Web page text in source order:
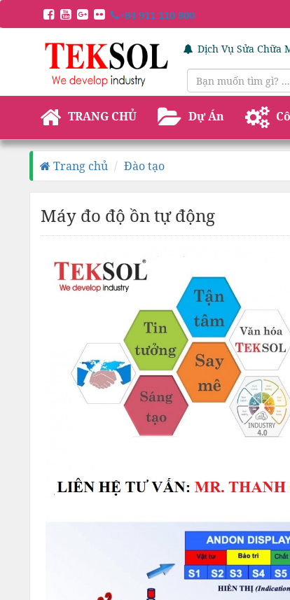
+84 911 110 800
Dịch Vụ Sửa Chữa
TRANG CHỦ Dự Án
Trang chủ Đào tạo
Máy đo độ ồn tự động